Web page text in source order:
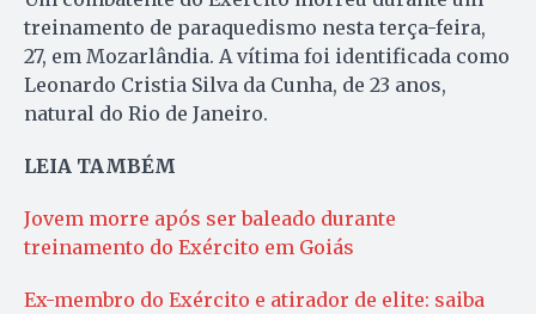
treinamento de paraquedismo nesta terça-feira,
27, em Mozarlândia. A vítima foi identificada como
Leonardo Cristia Silva da Cunha, de 23 anos,
natural do Rio de Janeiro.
LEIA TAMBÉM
Jovem morre após ser baleado durante
treinamento do Exército em Goiás
Ex-membro do Exército e atirador de elite: saiba